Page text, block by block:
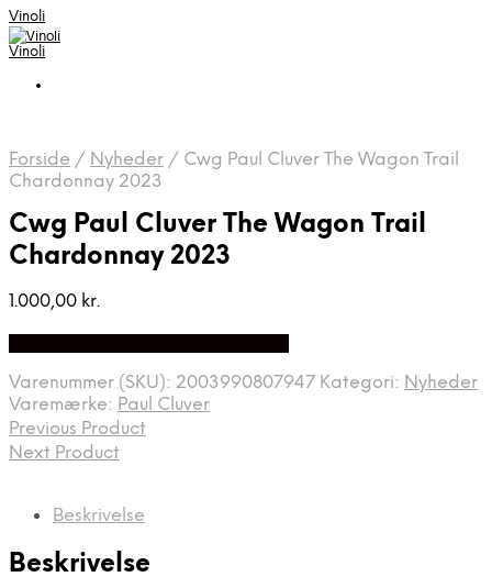
Vinoli
Vinoli
Forside / Nyheder / Cwg Paul Cluver The Wagon Trail
Chardonnay 2023
Cwg Paul Cluver The Wagon Trail
Chardonnay 2023
1.000,00 kr.
Varenummer (SKU): 2003990807947 Kategori: Nyheder
Varemærke: Paul Cluver
Previous Product
Next Product
Beskrivelse
Beskrivelse